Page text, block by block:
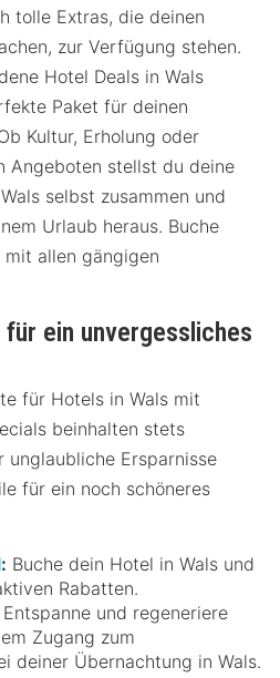
tolle Extras, die deinen
zur Verfügung stehen.
Hotel Deals in Wals
Paket für deinen
Kultur, Erholung oder
Angeboten stellst du deine
selbst zusammen und
Urlaub heraus. Buche
allen gängigen
ein unvergessliches
für Hotels in Wals mit
beinhalten stets
Ersparnisse
für ein noch schöneres
: Buche dein Hotel in Wals und
Rabatten.
Entspanne und regeneriere
Zugang zum
deiner Übernachtung in Wals.